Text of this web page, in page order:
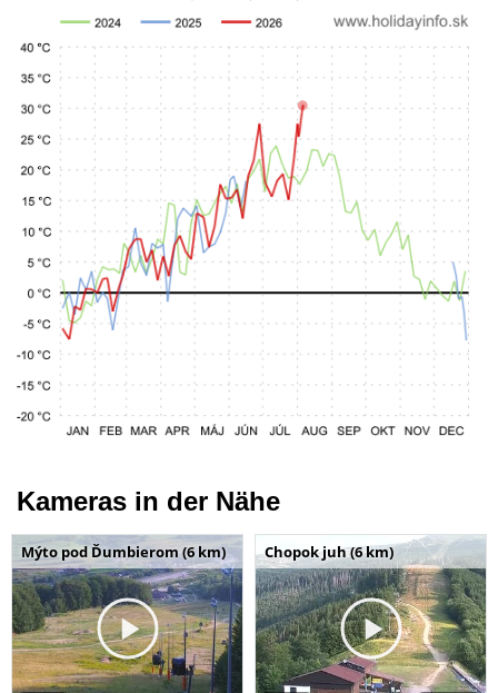
Kameras in der Nähe
Mýto pod Ďumbierom (6 km) Chopok juh (6 km)